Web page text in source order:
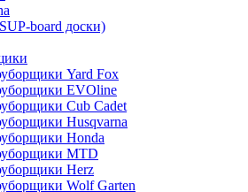
board доски)
Yard Fox
EVOline
Cub Cadet
Husqvarna
Honda
MTD
Herz
Wolf Garten